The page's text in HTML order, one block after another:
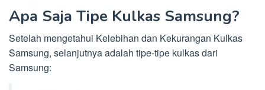
Apa Saja Tipe Kulkas Samsung?
Setelah mengetahui Kelebihan dan Kekurangan Kulkas
Samsung, selanjutnya adalah tipe-tipe kulkas dari
Samsung: